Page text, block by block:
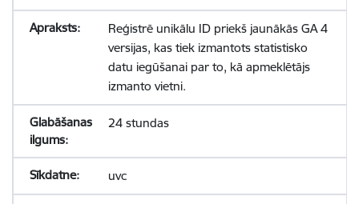
Reģistrē unikālu ID priekš jaunākās GA 4
versijas, kas tiek izmantots statistisko
datu iegūšanai par to, kā apmeklētājs
izmanto vietni.
24 stundas
uvc